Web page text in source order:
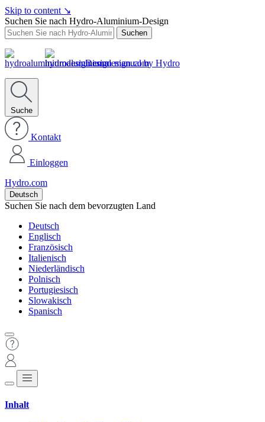
Skip to content ↘
Suchen Sie nach Hydro-Aluminium-Design
Suchen
Design manual by Hydro
Suche
Kontakt
Einloggen
Hydro.com
Deutsch
Suchen Sie nach dem bevorzugten Land
Deutsch
Englisch
Französisch
Italienisch
Niederländisch
Polnisch
Portugiesisch
Slowakisch
Spanisch
Inhalt